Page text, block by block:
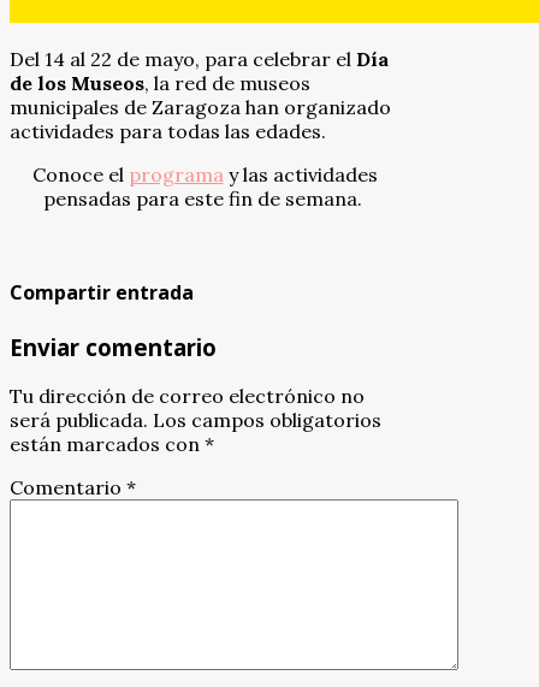
Del 14 al 22 de mayo, para celebrar el Día
de los Museos, la red de museos
municipales de Zaragoza han organizado
actividades para todas las edades.
Conoce el programay las actividades
pensadas para este fin de semana.
Compartir entrada
Enviar comentario
Tu dirección de correo electrónico no
será publicada. Los campos obligatorios
están marcados con *
Comentario *